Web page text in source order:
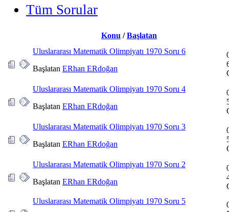
Tüm Sorular
Konu /Başlatan
Uluslararası Matematik Olimpiyatı 1970 Soru 6
Başlatan ERhan ERdoğan
Uluslararası Matematik Olimpiyatı 1970 Soru 4
Başlatan ERhan ERdoğan
Uluslararası Matematik Olimpiyatı 1970 Soru 3
Başlatan ERhan ERdoğan
Uluslararası Matematik Olimpiyatı 1970 Soru 2
Başlatan ERhan ERdoğan
Uluslararası Matematik Olimpiyatı 1970 Soru 5